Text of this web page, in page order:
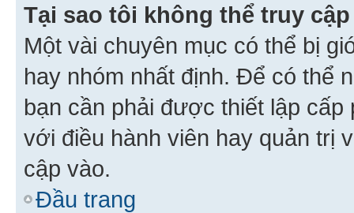
Tại sao tôi không thể truy
Một vài chuyên mục có thể bị
hay nhóm nhất định. Để có thể
bạn cần phải được thiết lập
với điều hành viên hay quản trị
cập vào.
Đầu trang